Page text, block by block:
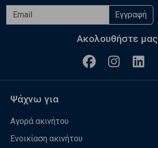
Εγγραφή
Ακολουθήστε μας
Ψάχνω για
Αγορά ακινήτου
Ενοικίαση ακινήτου